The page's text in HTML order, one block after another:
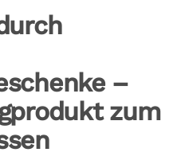
–
zum